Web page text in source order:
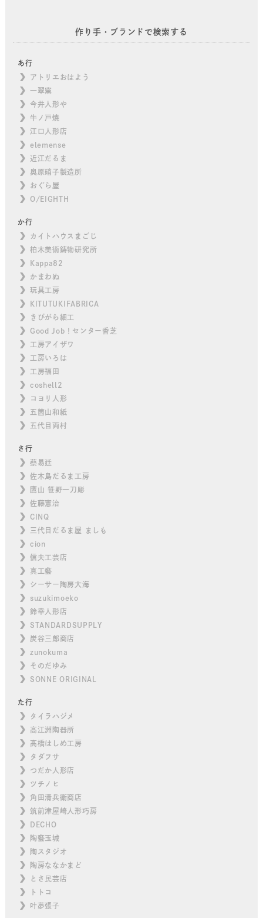
作り手・ブランドで検索する
あ行
アトリエおはよう
一翠窯
今井人形や
牛ノ戸焼
江口人形店
elemense
近江だるま
奥原硝子製造所
おぐら屋
O/EIGHTH
か行
カイトハウスまごじ
柏木美術鋳物研究所
Kappa82
かまわぬ
玩具工房
KITUTUKIFABRICA
きびがら細工
Good Job！センター香芝
工房アイザワ
工房いろは
工房福田
coshell2
コヨリ人形
五箇山和紙
五代目両村
さ行
蔡易廷
佐木島だるま工房
鷹山 笹野一刀彫
佐藤憲治
CINQ
三代目だるま屋 ましも
cion
信夫工芸店
真工藝
シーサー陶房大海
suzukimoeko
鈴幸人形店
STANDARDSUPPLY
炭谷三郎商店
zunokuma
そのだゆみ
SONNE ORIGINAL
た行
タイラハジメ
高江洲陶器所
高橋はしめ工房
タダフサ
つだか人形店
ツチノヒ
角田清兵衛商店
筑前津屋崎人形巧房
DECHO
陶藝玉城
陶スタジオ
陶房ななかまど
とさ民芸店
トトコ
叶夢張子